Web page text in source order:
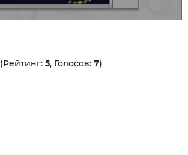
(Рейтинг: 5, Голосов: 7)